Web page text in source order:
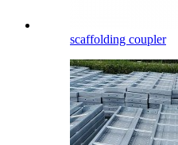
scaffolding coupler